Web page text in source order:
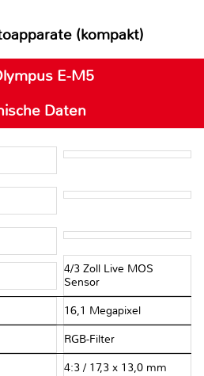
(kompakt)
E-M5
Daten
4/3 Zoll Live MOS
Sensor
16,1 Megapixel
RGB-Filter
4:3 / 17,3 x 13,0 mm